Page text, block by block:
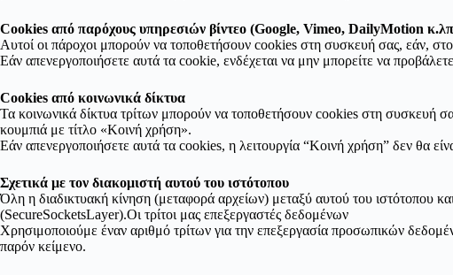
Cookies από παρόχους υπηρεσιών βίντεο (Google, Vimeo, DailyMotion
Αυτοί οι πάροχοι μπορούν να τοποθετήσουν cookies στη συσκευή σας, εάν,
Εάν απενεργοποιήσετε αυτά τα cookie, ενδέχεται να μην μπορείτε να
Cookies από κοινωνικά δίκτυα
Τα κοινωνικά δίκτυα τρίτων μπορούν να τοποθετήσουν cookies στη συσκευή
κουμπιά με τίτλο «Κοινή χρήση».
Εάν απενεργοποιήσετε αυτά τα cookies, η λειτουργία “Κοινή χρήση” δεν θα
Σχετικά με τον διακομιστή αυτού του ιστότοπου
Όλη η διαδικτυακή κίνηση (μεταφορά αρχείων) μεταξύ αυτού του ιστότοπου
(SecureSocketsLayer).Οι τρίτοι μας επεξεργαστές δεδομένων
Χρησιμοποιούμε έναν αριθμό τρίτων για την επεξεργασία προσωπικών
παρόν κείμενο.